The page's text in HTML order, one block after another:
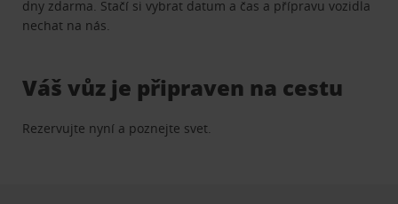
dny zdarma. Stačí si vybrat datum a čas a přípravu vozidla
nechat na nás.
Váš vůz je připraven na cestu
Rezervujte nyní a poznejte svet.